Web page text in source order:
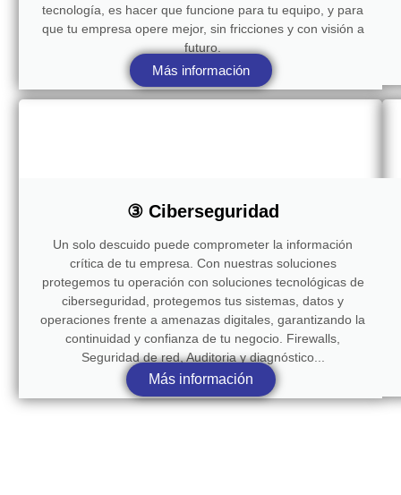
tecnología, es hacer que funcione para tu equipo, y para
que tu empresa opere mejor, sin fricciones y con visión a
futuro.
Más información
③ Ciberseguridad
Un solo descuido puede comprometer la información
crítica de tu empresa. Con nuestras soluciones
protegemos tu operación con soluciones tecnológicas de
ciberseguridad, protegemos tus sistemas, datos y
operaciones frente a amenazas digitales, garantizando la
continuidad y confianza de tu negocio. Firewalls,
Seguridad de red, Auditoria y diagnóstico...
Más información